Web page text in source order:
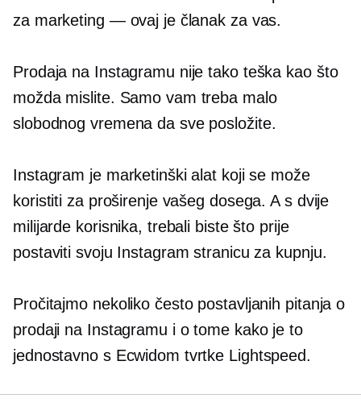
za marketing — ovaj je članak za vas.
Prodaja na Instagramu nije tako teška kao što
možda mislite. Samo vam treba malo
slobodnog vremena da sve posložite.
Instagram je marketinški alat koji se može
koristiti za proširenje vašeg dosega. A s dvije
milijarde korisnika, trebali biste što prije
postaviti svoju Instagram stranicu za kupnju.
Pročitajmo nekoliko često postavljanih pitanja o
prodaji na Instagramu i o tome kako je to
jednostavno s Ecwidom tvrtke Lightspeed.